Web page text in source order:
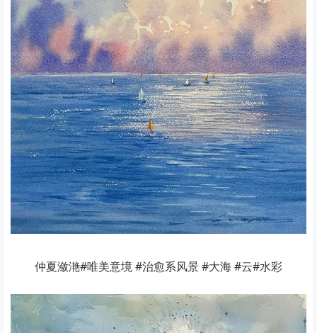
仲夏潋滟#唯美意境 #治愈系风景 #大海 #云#水彩